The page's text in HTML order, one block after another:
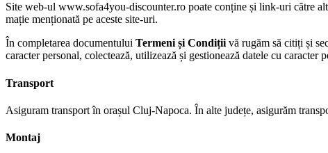
Site web-ul www.sofa4you-discounter.ro poate conține și link-uri către
mație menționată pe aceste site-uri.
În completarea documentului Termeni și Condițiivă rugăm să citiți și
caracter personal, colectează, utilizează și gestionează datele cu
Transport
Asiguram transport în orașul Cluj-Napoca. În alte județe, asigurăm
Montaj